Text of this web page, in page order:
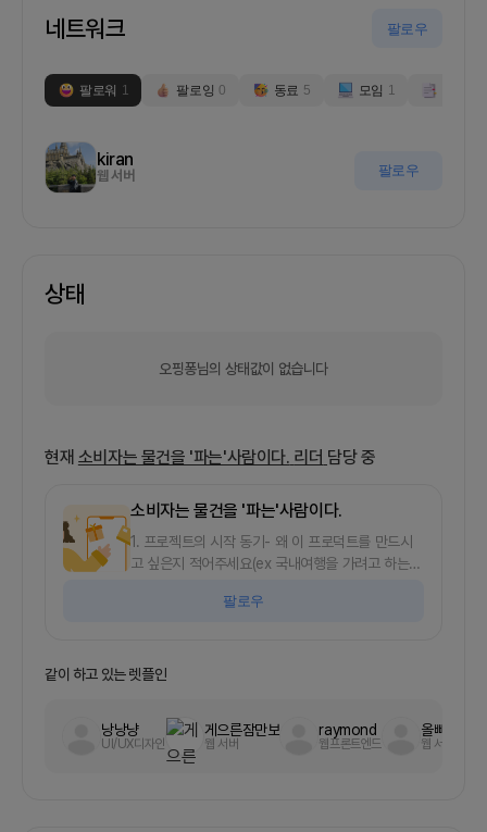
네트워크 팔로우
팔로워 1 팔로잉 0 동료 5 모임 1
kiran
웹 서버 팔로우
상태
오핑퐁님의 상태값이 없습니다
현재 소비자는 물건을 '파는'사람이다. 리더 담당 중
소비자는 물건을 '파는'사람이다.
1. 프로젝트의 시작 동기- 왜 이 프로덕트를 만드시
고 싶은지 적어주세요(ex 국내여행을 가려고 하는데
다.국내도 해외만큼이나 다양한 지역의 명소가 있는
보여준다면, 사람들이 많이 사용할 것 같습니다)- 만
별/축제별 국내여행을 모아서 추천해주는 프로덕트
를 만들고자합니다.꽃이 피는 시기를 기준으로 , 꽃
구경을 갈 수 있는 장소를, 월별로 축제가 있는 지역
팔로우
같이 하고 있는 렛플인
낭낭냥
UI/UX디자인
게으른잠만보
웹 서버
raymond
웹프론트엔드
올빼미
웹 서버